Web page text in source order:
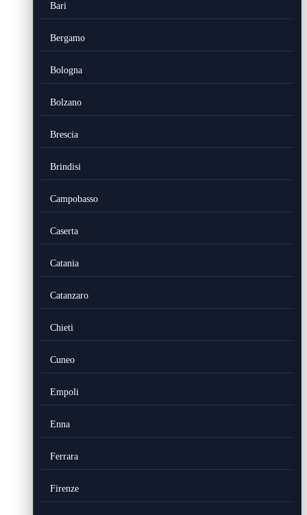
Bari
Bergamo
Bologna
Bolzano
Brescia
Brindisi
Campobasso
Caserta
Catania
Catanzaro
Chieti
Cuneo
Empoli
Enna
Ferrara
Firenze